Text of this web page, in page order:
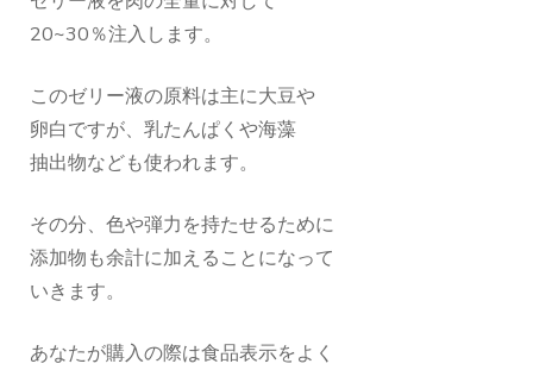
20~30％注入します。
このゼリー液の原料は主に大豆や
卵白ですが、乳たんぱくや海藻
抽出物なども使われます。
その分、色や弾力を持たせるために
添加物も余計に加えることになって
いきます。
あなたが購入の際は食品表示をよく